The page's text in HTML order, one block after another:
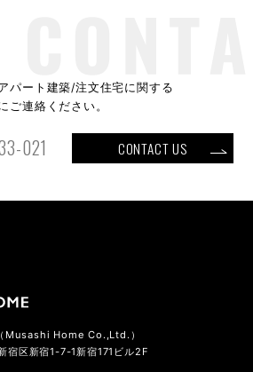
パート建築/注文住宅に関する
ご連絡ください。
021 CONTACT US
Musashi Home Co.,Ltd.）
区新宿1-7-1新宿171ビル2F